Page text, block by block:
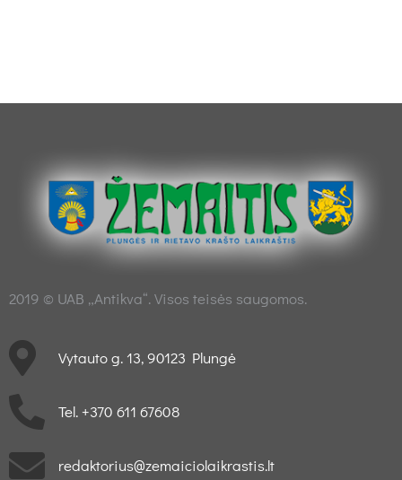
2019 © UAB „Antikva“. Visos teisės saugomos.
Vytauto g. 13, 90123 Plungė
Tel. +370 611 67608
redaktorius@zemaiciolaikrastis.lt